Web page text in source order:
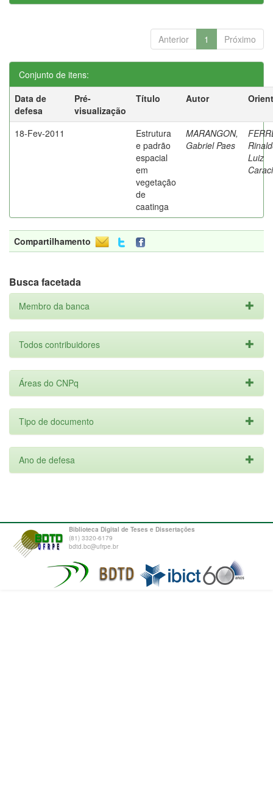
Anterior 1 Próximo
Conjunto de itens:
Data de
defesa
Pré-
visualização
Título Autor
18-Fev-2011
Estrutura
e padrão
espacial
em
vegetação
de
caatinga
MARANGON,
Gabriel Paes
Luiz
Compartilhamento
Busca facetada
Membro da banca
Todos contribuidores
Áreas do CNPq
Tipo de documento
Ano de defesa
Biblioteca Digital de Teses e Dissertações
(81) 3320-6179
bdtd.bc@ufrpe.br